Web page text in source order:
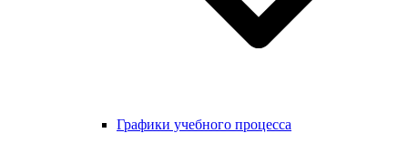
Графики учебного процесса